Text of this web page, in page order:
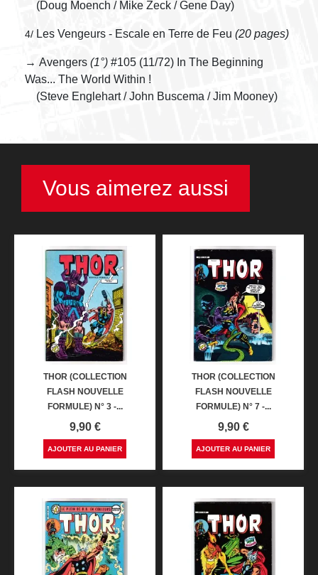
(Doug Moench / Mike Zeck / Gene Day)
4/ Les Vengeurs - Escale en Terre de Feu (20 pages)
→ Avengers (1°) #105 (11/72) In The Beginning
Was... The World Within !
(Steve Englehart / John Buscema / Jim Mooney)
Vous aimerez aussi
THOR (COLLECTION
FLASH NOUVELLE
FORMULE) N° 3 -...
Prix
9,90 €
AJOUTER AU PANIER
THOR (COLLECTION
FLASH NOUVELLE
FORMULE) N° 7 -...
Prix
9,90 €
AJOUTER AU PANIER